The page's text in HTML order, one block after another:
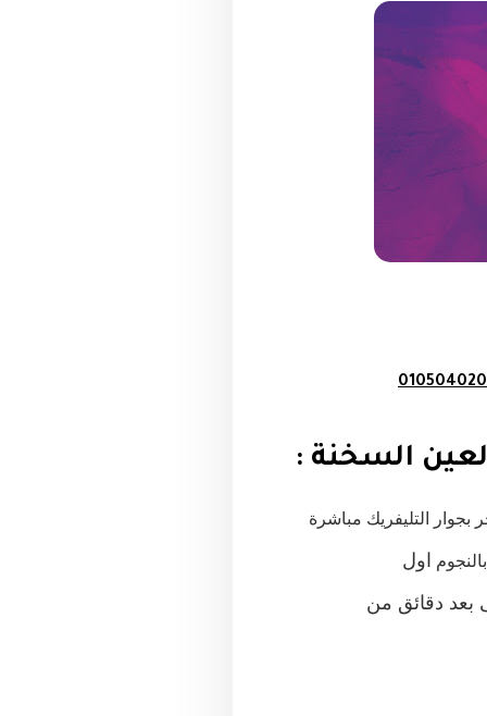
مباشرة
اول
بعد دقائق من